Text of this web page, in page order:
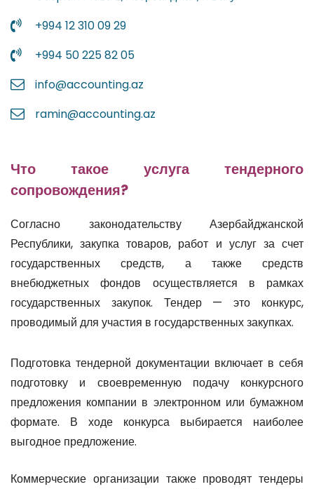
+994 12 310 09 29
+994 50 225 82 05
info@accounting.az
ramin@accounting.az
Что такое услуга тендерного
сопровождения?
Согласно законодательству Азербайджанской
Республики, закупка товаров, работ и услуг за счет
государственных средств, а также средств
внебюджетных фондов осуществляется в рамках
государственных закупок. Тендер — это конкурс,
проводимый для участия в государственных закупках.
Подготовка тендерной документации включает в себя
подготовку и своевременную подачу конкурсного
предложения компании в электронном или бумажном
формате. В ходе конкурса выбирается наиболее
выгодное предложение.
Коммерческие организации также проводят тендеры